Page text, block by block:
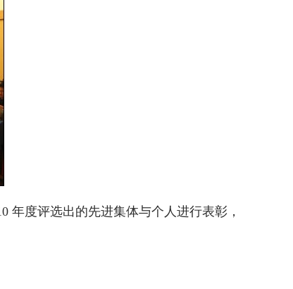
年度评选出的先进集体与个人进行表彰，